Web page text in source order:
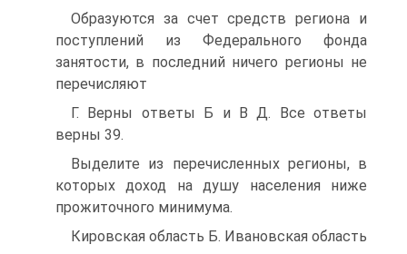
Образуются за счет средств региона и
поступлений из Федерального фонда
занятости, в последний ничего регионы не
перечисляют
Г. Верны ответы Б и В Д. Все ответы
верны 39.
Выделите из перечисленных регионы, в
которых доход на душу населения ниже
прожиточного минимума.
Кировская область Б. Ивановская область